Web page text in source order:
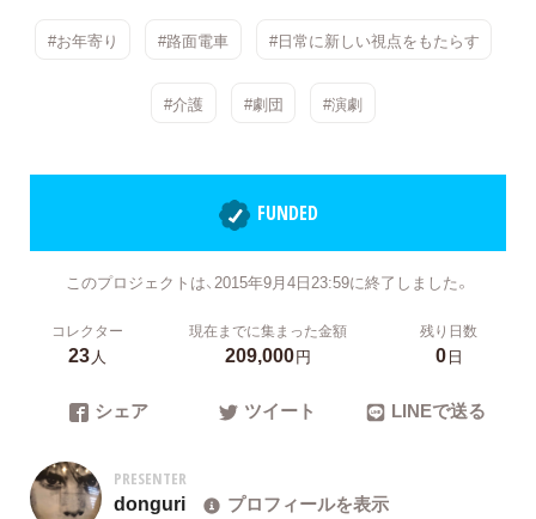
#お年寄り #路面電車 #日常に新しい視点をもたらす
#介護 #劇団 #演劇
FUNDED
このプロジェクトは、2015年9月4日23:59に終了しました。
コレクター
23人
現在までに集まった金額
209,000円
残り日数
0日
シェア ツイート LINEで送る
PRESENTER
donguri プロフィールを表示